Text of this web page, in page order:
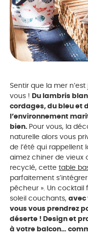
Sentir que la mer
vous ! Du lambris
cordages, du bleu et
l’environnement
bien. Pour vous, la
naturelle alors vous
de l’été qui rappellent
aimez chiner de vieux
recyclé, cette table
parfaitement
pêcheur ». Un cocktail
soleil couchants, avec
vous vous prendrez
déserte ! Design et
à votre balcon…